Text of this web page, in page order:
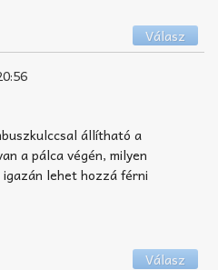
Válasz
állítható a
a pálca végén, milyen
lehet hozzá férni
Válasz